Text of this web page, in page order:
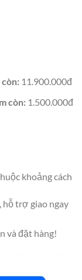
11.900.000đ
còn:1.500.000đ
khoảng cách
hỗ trợ giao ngay
và đặt hàng!